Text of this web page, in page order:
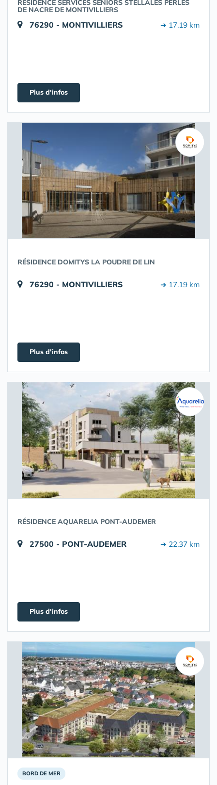
RÉSIDENCE SERVICES SENIORS STELLALES PERLES
DE NACRE DE MONTIVILLIERS
76290 - MONTIVILLIERS ➔ 17.19 km
Plus d'infos
RÉSIDENCE DOMITYS LA POUDRE DE LIN
76290 - MONTIVILLIERS ➔ 17.19 km
Plus d'infos
RÉSIDENCE AQUARELIA PONT-AUDEMER
27500 - PONT-AUDEMER ➔ 22.37 km
Plus d'infos
BORD DE MER